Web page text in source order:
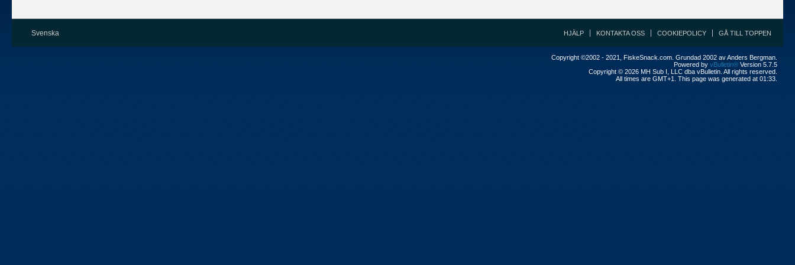
Svenska HJÄLP KONTAKTA OSS COOKIEPOLICY GÅ TILL TOPPEN
Copyright ©2002 - 2021, FiskeSnack.com. Grundad 2002 av Anders Bergman.
Powered by vBulletin® Version 5.7.5
Copyright © 2026 MH Sub I, LLC dba vBulletin. All rights reserved.
All times are GMT+1. This page was generated at 01:33.